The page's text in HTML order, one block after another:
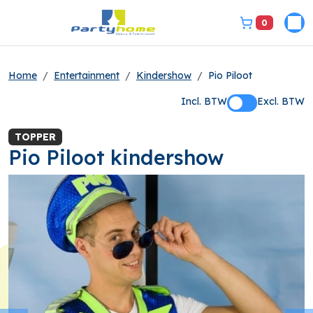
bel ons
0
Home Entertainment Kindershow Pio Piloot
Incl. BTW Excl. BTW
TOPPER
Pio Piloot kindershow